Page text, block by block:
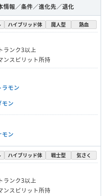
情報／条件／進化先／退化
ハイブリッド体 魔人型 熱血
ランク3以上
ンスピリット所持
ラモン
モン
モン
ハイブリッド体 戦士型 気さく
ランク3以上
ンスピリット所持